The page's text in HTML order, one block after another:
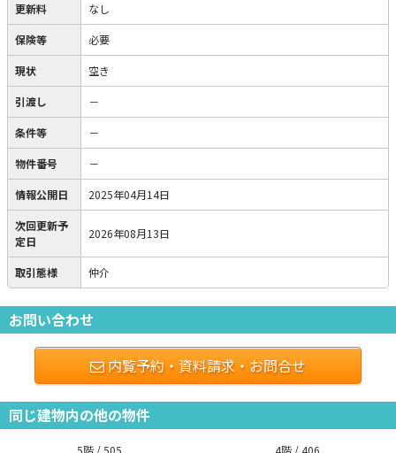
更新料 なし
保険等 必要
現状 空き
引渡し －
条件等 －
物件番号 －
情報公開日 2025年04月14日
次回更新予
定日
2026年08月13日
取引態様 仲介
お問い合わせ
内覧予約・資料請求・お問合せ
同じ建物内の他の物件
5階 / 505 4階 / 406